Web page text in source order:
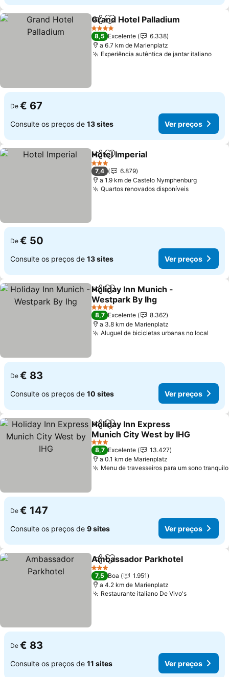
PartilharAdicionar aos favoritos
Grand Hotel Palladium
4 Estrelas
8,5 Excelente
6.338
a 6.7 km de Marienplatz
Experiência autêntica de jantar italianoVer
De € 67
Consulte os preços de 13 sites Ver preços
PartilharAdicionar aos favoritos
Hotel Imperial
3 Estrelas
7,4
6.879
a 1.9 km de Castelo Nymphenburg
Quartos renovados disponíveisVer
De € 50
Consulte os preços de 13 sites Ver preços
PartilharAdicionar aos favoritos
Holiday Inn Munich -
Westpark By Ihg
Ver preços
4 Estrelas
8,7 Excelente
8.362
a 3.8 km de Marienplatz
Aluguel de bicicletas urbanas no local
De € 83
Consulte os preços de 10 sites Ver preços
PartilharAdicionar aos favoritos
Holiday Inn Express
Munich City West by IHG
Ver preços
3 Estrelas
8,7 Excelente
13.427
a 0.1 km de Marienplatz
Menu de travesseiros para um sono tranquilo
De € 147
Consulte os preços de 9 sites Ver preços
PartilharAdicionar aos favoritos
Ambassador Parkhotel
3 Estrelas
7,5 Boa
1.951
a 4.2 km de Marienplatz
Restaurante italiano De Vivo'sVer preços
De € 83
Consulte os preços de 11 sites Ver preços